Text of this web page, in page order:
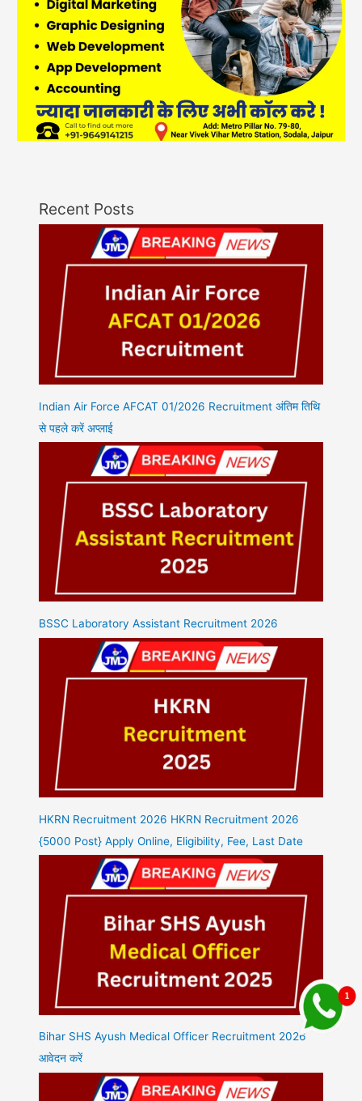
Recent Posts
Indian Air Force AFCAT 01/2026 Recruitment अंतिम तिथि
से पहले करें अप्लाई
BSSC Laboratory Assistant Recruitment 2026
HKRN Recruitment 2026 HKRN Recruitment 2026
{5000 Post} Apply Online, Eligibility, Fee, Last Date
Bihar SHS Ayush Medical Officer Recruitment 2026
आवेदन करें